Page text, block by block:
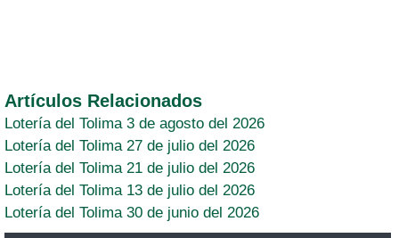
Artículos Relacionados
Lotería del Tolima 3 de agosto del 2026
Lotería del Tolima 27 de julio del 2026
Lotería del Tolima 21 de julio del 2026
Lotería del Tolima 13 de julio del 2026
Lotería del Tolima 30 de junio del 2026